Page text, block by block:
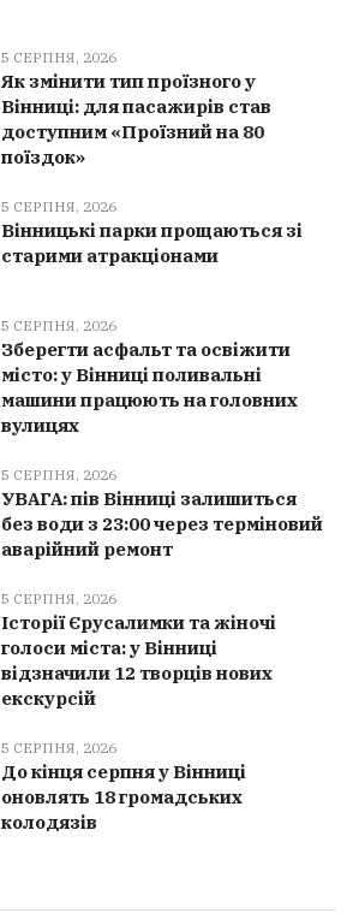
5 СЕРПНЯ, 2026
Як змінити тип проїзного у
Вінниці: для пасажирів став
доступним «Проїзний на 80
поїздок»
5 СЕРПНЯ, 2026
Вінницькі парки прощаються зі
старими атракціонами
5 СЕРПНЯ, 2026
Зберегти асфальт та освіжити
місто: у Вінниці поливальні
машини працюють на головних
вулицях
5 СЕРПНЯ, 2026
УВАГА: пів Вінниці залишиться
без води з 23:00 через терміновий
аварійний ремонт
5 СЕРПНЯ, 2026
Історії Єрусалимки та жіночі
голоси міста: у Вінниці
відзначили 12 творців нових
екскурсій
5 СЕРПНЯ, 2026
До кінця серпня у Вінниці
оновлять 18 громадських
колодязів